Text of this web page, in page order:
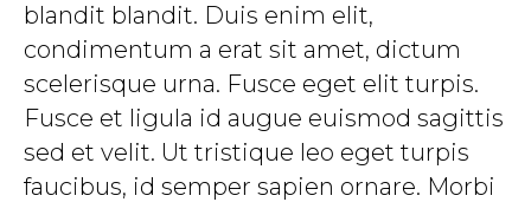
blandit blandit. Duis enim elit,
condimentum a erat sit amet, dictum
scelerisque urna. Fusce eget elit turpis.
Fusce et ligula id augue euismod sagittis
sed et velit. Ut tristique leo eget turpis
faucibus, id semper sapien ornare. Morbi